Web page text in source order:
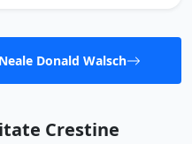
Donald Walsch
Crestine